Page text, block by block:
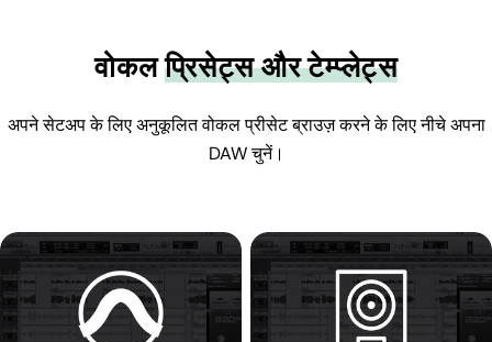
वोकलप्रिसेट्स और टेम्प्लेट्स
अपने सेटअप के लिए अनुकूलित वोकल प्रीसेट ब्राउज़ करने के लिए नीचे अपना
DAW चुनें।